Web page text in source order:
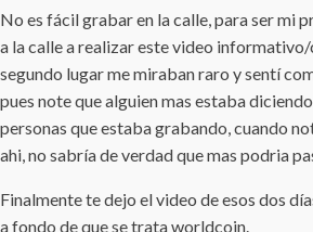
No es fácil grabar en la calle, para ser mi
a la calle a realizar este video
segundo lugar me miraban raro y sentí
pues note que alguien mas estaba
personas que estaba grabando, cuando
ahi, no sabría de verdad que mas podria
Finalmente te dejo el video de esos dos
a fondo de que se trata worldcoin.